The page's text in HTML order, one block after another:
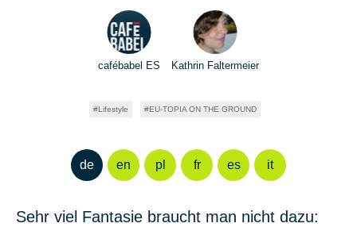
cafébabel ES Kathrin Faltermeier
Lifestyle EU-TOPIA ON THE GROUND
de en pl fr es it
Sehr viel Fantasie braucht man nicht dazu: